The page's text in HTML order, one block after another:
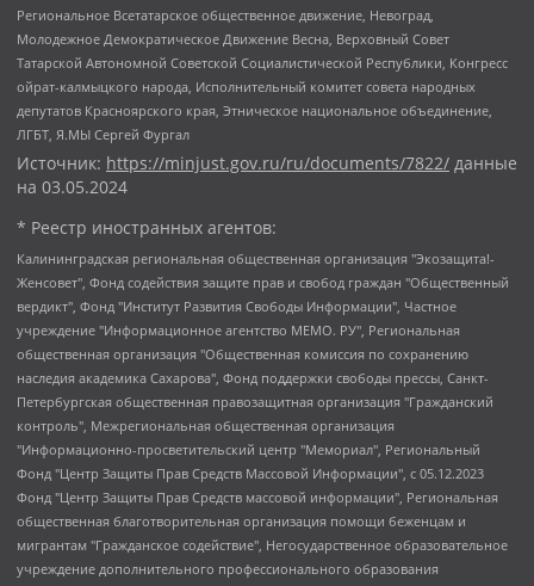
Региональное Всетатарское общественное движение, Невоград,
Молодежное Демократическое Движение Весна, Верховный Совет
Татарской Автономной Советской Социалистической Республики, Конгресс
ойрат-калмыцкого народа, Исполнительный комитет совета народных
депутатов Красноярского края, Этническое национальное объединение,
ЛГБТ, Я.МЫ Сергей Фургал
Источник: https://minjust.gov.ru/ru/documents/7822/ данные
на 03.05.2024
* Реестр иностранных агентов:
Калининградская региональная общественная организация "Экозащита!-Женсовет", Фонд содействия защите прав и свобод граждан "Общественный вердикт", Фонд "Институт Развития Свободы Информации", Частное учреждение "Информационное агентство МЕМО. РУ", Региональная общественная организация "Общественная комиссия по сохранению наследия академика Сахарова", Фонд поддержки свободы прессы, Санкт-Петербургская общественная правозащитная организация "Гражданский контроль", Межрегиональная общественная организация "Информационно-просветительский центр "Мемориал", Региональный Фонд "Центр Защиты Прав Средств Массовой Информации", с 05.12.2023 Фонд "Центр Защиты Прав Средств массовой информации", Региональная общественная благотворительная организация помощи беженцам и мигрантам "Гражданское содействие", Негосударственное образовательное учреждение дополнительного профессионального образования (повышение квалификации) специалистов "АКАДЕМИЯ ПО ПРАВАМ ЧЕЛОВЕКА", Свердловская региональная общественная организация "Сутяжник", Автономная некоммерческая организация "Центр независимых социологических исследований", Союз общественных объединений "Российский исследовательский центр по правам человека", Региональное общественное учреждение научно-информационный центр "МЕМОРИАЛ", Некоммерческая организация "Фонд защиты гласности", Автономная некоммерческая организация "Институт прав человека", Городская общественная организация "Екатеринбургское общество "МЕМОРИАЛ", Городская общественная организация "Рязанское историко-просветительское и правозащитное общество "Мемориал" (Рязанский Мемориал), Челябинский региональный орган общественной самодеятельности – женское общественное объединение "Женщины Евразии", Челябинский региональный орган общественной самодеятельности "Уральская правозащитная группа", Фонд содействия защите здоровья и социальной справедливости имени Андрея Рылькова, Автономная Некоммерческая Организация "Аналитический Центр Юрия Левады", Автономная некоммерческая организация социальной поддержки населения "Проект Апрель", Региональная общественная организация помощи женщинам и детям, находящимся в кризисной ситуации "Информационно-методический центр "Анна", Фонд содействия развитию массовых коммуникаций и правовому просвещению "Так-так-Так", Фонд содействия устойчивому развитию "Серебряная тайга", Свердловский региональный общественный фонд социальных проектов "Новое время", "Idel.Реалии", Кавказ.Реалии, Крым.Реалии, Телеканал Настоящее Время, Татаро-башкирская служба Радио Свобода (Azatliq Radiosi), Радио Свободная Европа/Радио Свобода (PCE/PC), "Сибирь.Реалии", "Фактограф", Благотворительный фонд помощи осужденным и их семьям, Автономная некоммерческая организация "Институт глобализации и социальных движений", Фонд "В защиту прав заключенных", Частное учреждение "Центр поддержки и содействия развитию средств массовой информации", Пензенский региональный общественный благотворительный фонд "Гражданский союз", "Север.Реалии", Некоммерческая организация Фонд "Правовая инициатива", Общество с ограниченной ответственностью "Радио Свободная Европа/Радио Свобода", Чешское информационное агентство "MEDIUM-ORIENT", Красноярская региональная общественная организация "Мы против СПИДа", Камалягин Денис Николаевич, Маркелов Сергей Евгеньевич, Пономарев Лев Александрович, Савицкая Людмила Алексеевна, Автономная некоммерческая организация "Центр по работе с проблемой насилия "НАСИЛИЮ.НЕТ", Межрегиональный профессиональный союз работников здравоохранения "Альянс врачей", Юридическое лицо, зарегистрированное в Латвийской Республике, SIA "Medusa Project" (регистрационный номер 40103797863, дата регистрации 10.06.2014), Некоммерческая организация "Фонд по борьбе с коррупцией", Автономная некоммерческая организация "Институт права и публичной политики", Баданин Роман Сергеевич, Гликин Максим Александрович, Железнова Мария Михайловна, Лукьянова Юлия Сергеевна, Маетная Елизавета Витальевна, Маняхин Петр Борисович, Чуракова Ольга Владимировна, Ярош Юлия Петровна, Юридическое лицо "The Insider SIA", зарегистрированное в Риге, Латвийская Республика (дата регистрации 26.06.2015), являющееся администратором доменного имени интернет-издания "The Insider SIA", https://theins.ru, Постернак Алексей Евгеньевич, Рубин Михаил Аркадьевич, Анин Роман Александрович, Юридическое лицо Istories fonds, зарегистрированное в Латвийской Республике (регистрационный номер 50008295751, дата регистрации 24.02.2020), Великовский Дмитрий Александрович, Долинина Ирина Николаевна, Мароховская Алеся Алексеевна, Шлейнов Роман Юрьевич, Шмагун Олеся Валентиновна, Общество с ограниченной ответственностью "Альтаир 2021", Общество с ограниченной ответственностью "Вега 2021", Общество с ограниченной ответственностью "Главный редактор 2021", Общество с ограниченной ответственностью "Ромашки монолит", Важенков Артем Валерьевич, Ивановская областная общественная организация "Центр гендерных исследований", Гурман Юрий Альбертович, Медиапроект "ОВД-Инфо", Егоров Владимир Владимирович, Жилинский Владимир Александрович, Общество с ограниченной ответственностью "ЗП", Иванова София Юрьевна, Карезина Инна Павловна, Кильтау Екатерина Викторовна, Петров Алексей Викторович, Пискунов Сергей Евгеньевич, Смирнов Сергей Сергеевич, Тихонов Михаил Сергеевич, Общество с ограниченной ответственностью "ЖУРНАЛИСТ-ИНОСТРАННЫЙ АГЕНТ", Арапова Галина Юрьевна, Вольтская Татьяна Анатольевна, Американская компания "Mason G.E.S. Anonymous Foundation" (США), являющаяся владельцем интернет-издания https://mnews.world/, Компания "Stichting Bellingcat", зарегистрированная в Нидерландах (дата регистрации 11.07.2018), Захаров Андрей Вячеславович, Клепиковская Екатерина Дмитриевна, Общество с ограниченной ответственностью "МЕМО", Перл Роман Александрович, Симонов Евгений Алексеевич, Соловьева Елена Анатольевна, Сотников Даниил Владимирович, Сурначева Елизавета Дмитриевна, Автономная некоммерческая организация по защите прав человека и информированию населения "Якутия – Наше Мнение", Общество с ограниченной ответственностью "Москоу диджитал медиа", с 26.01.2023 Общество с ограниченной ответственностью "Чайка Белые сады", Ветошкина Валерия Валерьевна, Заговора Максим Александрович, Межрегиональное общественное движение "Российская ЛГБТ - сеть", Оленичев Максим Владимирович, Павлов Иван Юрьевич, Скворцова Елена Сергеевна, Общество с ограниченной ответственностью "Как бы инагент", Кочетков Игорь Викторович, Общество с ограниченной ответственностью "Честные выборы", Еланчик Олег Александрович, Общество с ограниченной ответственностью "Нобелевский призыв", Гималова Регина Эмилевна, Григорьев Андрей Валерьевич, Григорьева Алина Александровна, Ассоциация по содействию защите прав призывников, альтернативнослужащих и военнослужащих "Правозащитная группа "Гражданин.Армия.Право", Хисамова Регина Фаритовна, Автономная некоммерческая организация по реализации социально-правовых программ "Лилит", Дальневосточное общественное движение "Маяк", Санкт-Петербургская ЛГБТ-инициативная группа "Выход", Инициативная группа ЛГБТ+ "Реверс", Алексеев Андрей Викторович, Бекбулатова Таисия Львовна, Беляев Иван Михайлович, Владыкина Елена Сергеевна, Гельман Марат Александрович, Никульшина Вероника Юрьевна, Толоконникова Надежда Андреевна, Шендерович Виктор Анатольевич, Общество с ограниченной ответственностью "Данное сообщение", Общество с ограниченной ответственностью Издательский дом "Новая глава", Айнбиндер Александра Александровна, Московский комьюнити-центр для ЛГБТ+инициатив, Благотворительный фонд развития филантропии, Deutsche Welle (Германия, Kurt-Schumacher-Strasse 3, 53113 Bonn), Борзунова Мария Михайловна, Воробьев Виктор Викторович, Голубева Анна Львовна, Константинова Алла Михайловна, Малкова Ирина Владимировна, Мурадов Мурад Абдулгалимович, Осетинская Елизавета Николаевна, Понасенков Евгений Николаевич, Ганапольский Матвей Юрьевич, Киселев Евгений Алексеевич, Борухович Ирина Григорьевна, Дремин Иван Тимофеевич, Дубровский Дмитрий Викторович, Красноярская региональная общественная организация поддержки и развития альтернативных образовательных технологий и межкультурных коммуникаций "ИНТЕРРА", Маяковская Екатерина Алексеевна, Фейгин Марк Захарович, Филимонов Андрей Викторович, Дзугкоева Регина Николаевна, Доброхотов Роман Александрович, Дудь Юрий Александрович, Елкин Сергей Владимирович, Кругликов Кирилл Игоревич, Сабунаева Мария Леонидовна, Семенов Алексей Владимирович, Шаинян Карен Багратович, Шульман Екатерина Михайловна, Асафьев Артур Валерьевич, Вахштайн Виктор Семенович, Венедиктов Алексей Алексеевич, Лушникова Екатерина Евгеньевна, Волков Леонид Михайлович, Невзоров Александр Глебович, Пархоменко Сергей Борисович, Сироткин Ярослав Николаевич, Кара-Мурза Владимир Владимирович, Баранова Наталья Владимировна, Гозман Леонид Яковлевич, Кагарлицкий Борис Юльевич, Климарев Михаил Валерьевич, Милов Владимир Станиславович, Автономная некоммерческая организация Краснодарский центр современного искусства "Типография", Моргенштерн Алишер Тагирович, Соболь Любовь Эдуардовна, Общество с ограниченной ответственностью "ЛИЗА НОРМ", Каспаров Гарри Кимович, Ходорковский Михаил Борисович, Общество с ограниченной ответственностью "Апрельские тезисы", Данилович Ирина Брониславовна, Кашин Олег Владимирович, Петров Николай Владимирович, Пивоваров Алексей Владимирович, Соколов Михаил Владимирович, Цветкова Юлия Владимировна, Чичваркин Евгений Александрович, Комитет против пыток/Команда против пыток, Общество с ограниченной ответственностью "Первый научный", Общество с ограниченной ответственностью "Вертолет и ко", Белоцерковская Вероника Борисовна, Кац Максим Евгеньевич, Лазарева Татьяна Юрьевна, Шаведдинов Руслан Табризович, Яшин Илья Валерьевич, Общество с ограниченной ответственностью "Иноагент ААВ", Алешковский Дмитрий Петрович, Альбац Евгения Марковна, Быков Дмитрий Львович, Галямина Юлия Евгеньевна, Лойко Сергей Леонидович, Мартынов Кирилл Константинович, Медведев Сергей Александрович, Крашенинников Федор Геннадиевич, Гордеева Катерина Вл